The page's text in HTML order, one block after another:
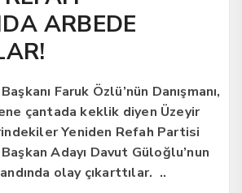
ARBEDE
Faruk Özlü’nün Danışmanı,
çantada keklik diyen Üzeyir
Yeniden Refah Partisi
Adayı Davut Güloğlu’nun
olay çıkarttılar. ..